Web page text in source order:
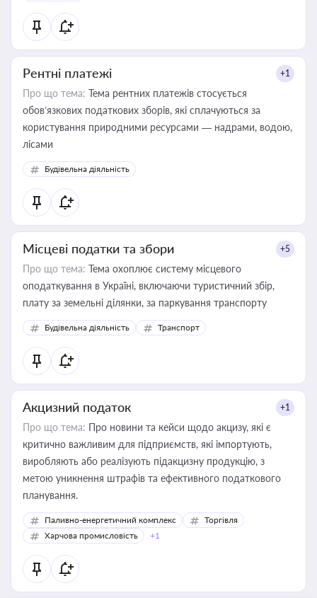
Рентні платежі +1
Про що тема: Тема рентних платежів стосується
обов’язкових податкових зборів, які сплачуються за
користування природними ресурсами — надрами, водою,
лісами
Будівельна діяльність
Місцеві податки та збори +5
Про що тема: Тема охоплює систему місцевого
оподаткування в Україні, включаючи туристичний збір,
плату за земельні ділянки, за паркування транспорту
Будівельна діяльність Транспорт
Акцизний податок +1
Про що тема: Про новини та кейси щодо акцизу, які є
критично важливим для підприємств, які імпортують,
виробляють або реалізують підакцизну продукцію, з
метою уникнення штрафів та ефективного податкового
планування.
Паливно-енергетичний комплекс
Торгівля
Харчова промисловість
+1